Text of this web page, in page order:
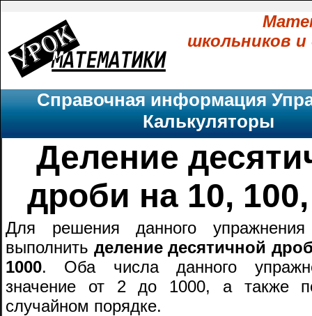
школьников
Справочная информация
Калькуляторы
Деление
дроби на 10,
Для решения данного упражнения
выполнить деление десятичной
1000. Оба числа данного
значение от 2 до 1000, а также
случайном порядке.